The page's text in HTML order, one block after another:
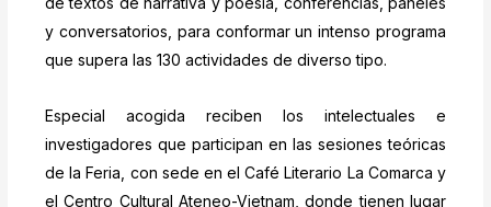
y conversatorios, para conformar un intenso programa
que supera las 130 actividades de diverso tipo.
Especial acogida reciben los intelectuales e
investigadores que participan en las sesiones teóricas
de la Feria, con sede en el Café Literario La Comarca y
el Centro Cultural Ateneo-Vietnam, donde tienen lugar